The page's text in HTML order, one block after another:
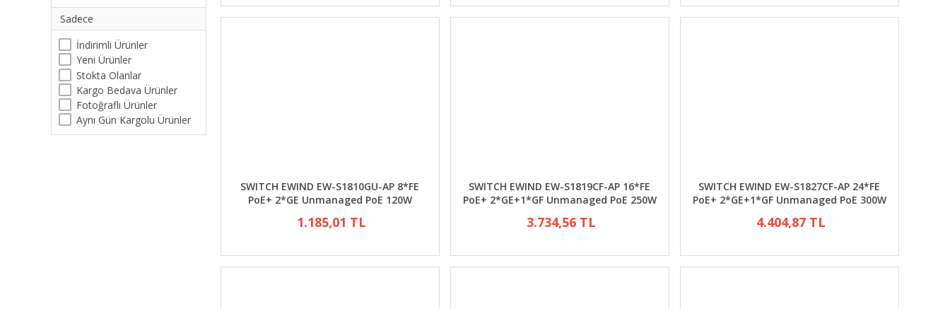
Sadece
İndirimli Ürünler
Yeni Ürünler
Stokta Olanlar
Kargo Bedava Ürünler
Fotoğraflı Ürünler
Aynı Gün Kargolu Ürünler
SWITCH EWIND EW-S1810GU-AP 8*FE
PoE+ 2*GE Unmanaged PoE 120W
1.185,01 TL
SWITCH EWIND EW-S1819CF-AP 16*FE
PoE+ 2*GE+1*GF Unmanaged PoE 250W
3.734,56 TL
SWITCH EWIND EW-S1827CF-AP 24*FE
PoE+ 2*GE+1*GF Unmanaged PoE 300W
4.404,87 TL